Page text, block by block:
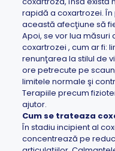
rapidă a coxartrozei.
această afecţiune să
Apoi, se vor lua
coxartrozei , cum ar fi:
renunţarea la stilul de
ore petrecute pe
limitele normale şi
Terapiile precum
ajutor.
Cum se trateaza
În stadiu incipient al
concentrează pe